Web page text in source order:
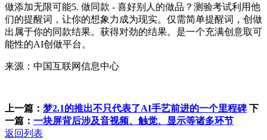
做添加无限可能5. 做同款 - 喜好别人的做品？测验考试利用他
们的提醒词，让你的想象力成为现实。仅需简单提醒词，创做
出属于你的同款结果。获得对劲的结果。是一个充满创意取可
能性的AI创做平台。
来源：中国互联网信息中心
上一篇： 梦2.1的推出不只代表了AI手艺前进的一个里程碑 下
一篇： 一块屏背后涉及音视频、触觉、显示等诸多环节
返回列表